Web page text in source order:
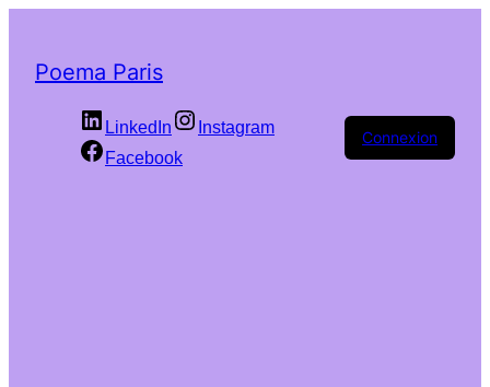
Poema Paris
LinkedIn
Instagram
Facebook
Connexion